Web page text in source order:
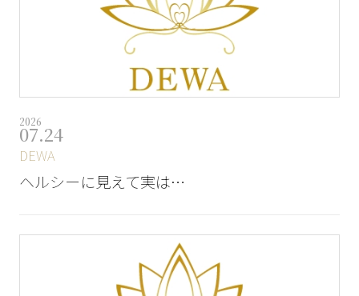
2026
07.24
DEWA
ヘルシーに見えて実は…